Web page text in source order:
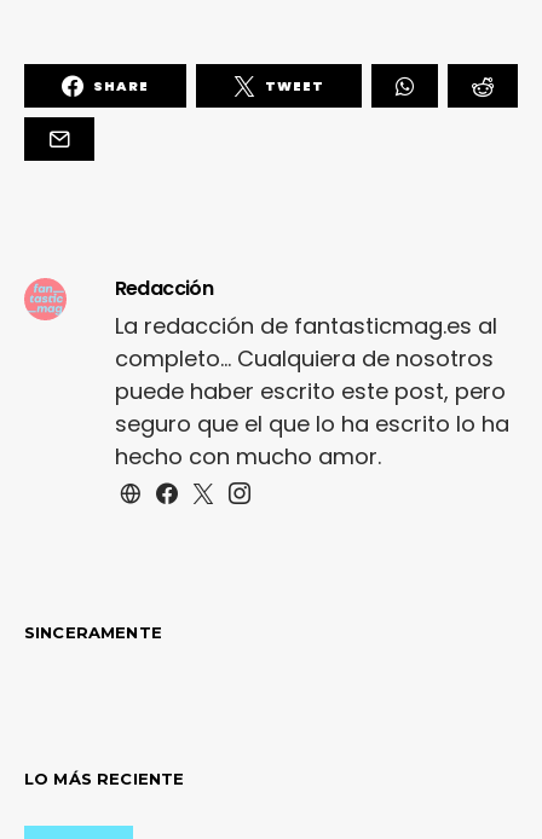
SHARE TWEET
Redacción
La redacción de fantasticmag.es al
completo... Cualquiera de nosotros
puede haber escrito este post, pero
seguro que el que lo ha escrito lo ha
hecho con mucho amor.
SINCERAMENTE
LO MÁS RECIENTE